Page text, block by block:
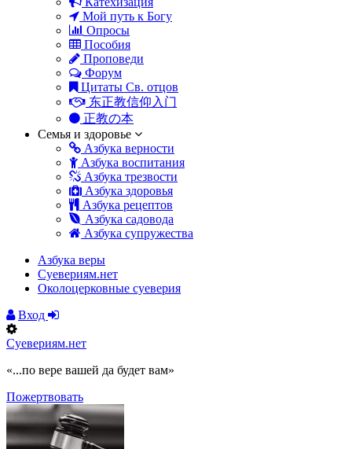
Мой путь к Богу
Опросы
Пособия
Проповеди
Форум
Цитаты Св. отцов
东正教信仰入门
正教の本
Семья и здоровье
Азбука верности
Азбука воспитания
Азбука трезвости
Азбука здоровья
Азбука рецептов
Азбука садовода
Азбука супружества
Азбука веры
Суевериям.нет
Околоцерковные суеверия
Вход
Суевериям.нет
«...по вере вашей да будет вам»
Пожертвовать